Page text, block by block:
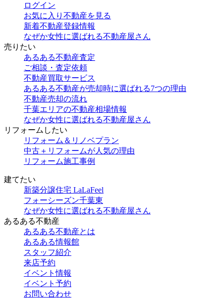
ログイン
お気に入り不動産を見る
新着不動産登録情報
なぜか女性に選ばれる不動産屋さん
売りたい
あるある不動産査定
ご相談・査定依頼
不動産買取サービス
あるある不動産が売却時に選ばれる7つの理由
不動産売却の流れ
千葉エリアの不動産相場情報
なぜか女性に選ばれる不動産屋さん
リフォームしたい
リフォーム＆リノベプラン
中古＋リフォームが人気の理由
リフォーム施工事例
建てたい
新築分譲住宅 LaLaFeel
フォーシーズン千葉東
なぜか女性に選ばれる不動産屋さん
あるある不動産
あるある不動産とは
あるある情報館
スタッフ紹介
来店予約
イベント情報
イベント予約
お問い合わせ